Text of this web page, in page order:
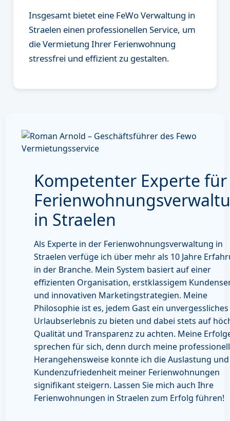
Insgesamt bietet eine FeWo Verwaltung in
Straelen einen professionellen Service, um
die Vermietung Ihrer Ferienwohnung
stressfrei und effizient zu gestalten.
Kompetenter Experte für
in Straelen
Als Experte in der Ferienwohnungsverwaltung in
Straelen verfüge ich über mehr als 10 Jahre
in der Branche. Mein System basiert auf einer
effizienten Organisation, erstklassigem
und innovativen Marketingstrategien. Meine
Philosophie ist es, jedem Gast ein unvergessliches
Urlaubserlebnis zu bieten und dabei stets auf
Qualität und Transparenz zu achten. Meine
sprechen für sich, denn durch meine
Herangehensweise konnte ich die Auslastung und
Kundenzufriedenheit meiner Ferienwohnungen
signifikant steigern. Lassen Sie mich auch Ihre
Ferienwohnungen in Straelen zum Erfolg führen!